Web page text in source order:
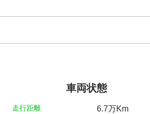
車両状態
⾛⾏距離 6.7万Km